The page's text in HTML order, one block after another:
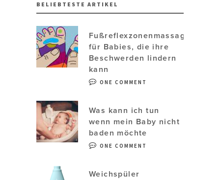
BELIEBTESTE ARTIKEL
Fußreflexzonenmassage
für Babies, die ihre
Beschwerden lindern
kann
ONE COMMENT
Was kann ich tun
wenn mein Baby nicht
baden möchte
ONE COMMENT
Weichspüler